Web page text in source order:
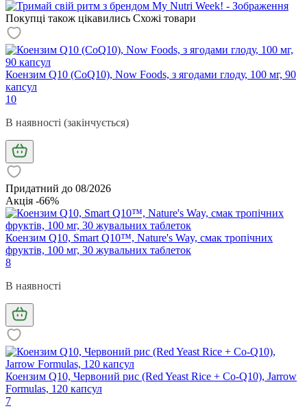
Покупці також цікавились Схожі товари
Коензим Q10 (CoQ10), Now Foods, з ягодами глоду, 100 мг, 90
капсул
10
В наявності (закінчується)
Придатний до 08/2026
Акція -66%
Коензим Q10, Smart Q10™, Nature's Way, смак тропічних
фруктів, 100 мг, 30 жувальних таблеток
8
В наявності
Коензим Q10, Червоний рис (Red Yeast Rice + Co-Q10), Jarrow
Formulas, 120 капсул
7